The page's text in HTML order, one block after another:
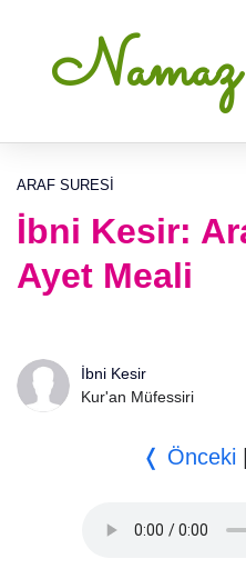
ARAF SURESI
İbni Kesir:
Ayet Meali
İbni Kesir
Kur'an Müfessiri
❬ Önceki